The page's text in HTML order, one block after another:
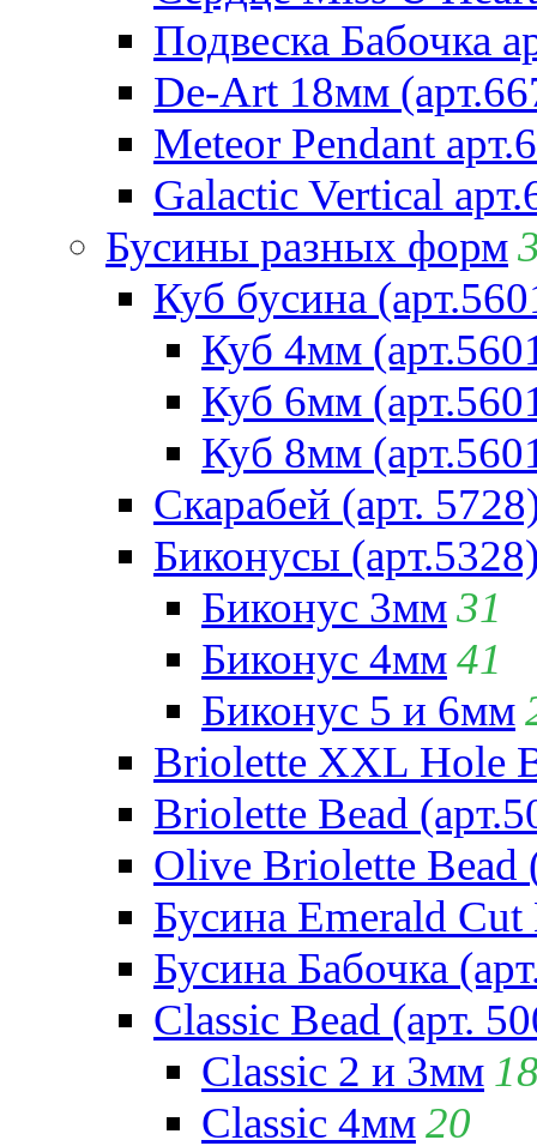
Подвеска Бабочка
De-Art 18мм
Meteor Pendant
Galactic Vertical
Бусины разных форм
Куб бусина
Куб 4мм
Куб 6мм
Куб 8мм
Скарабей (арт.
Биконусы
Биконус 3мм31
Биконус 4мм41
Биконус 5 и 6мм
Briolette XXL Hole
Briolette Bead
Olive Briolette Bead
Бусина Emerald Cut
Бусина Бабочка
Classic Bead (арт.
Classic 2 и 3мм
Classic 4мм20